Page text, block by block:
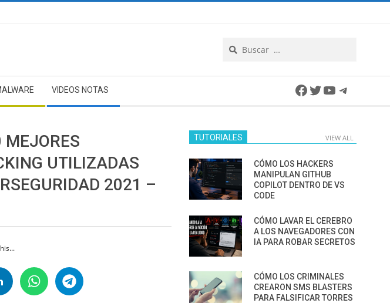
VIDEOS NOTAS Facebook
Twitter
YouTube
UTILIZADAS
2021 –
TUTORIALES VIEW ALL
CÓMO LOS HACKERS
MANIPULAN GITHUB
COPILOT DENTRO DE VS
CODE
CÓMO LAVAR EL CEREBRO
A LOS NAVEGADORES CON
IA PARA ROBAR SECRETOS
CÓMO LOS CRIMINALES
CREARON SMS BLASTERS
PARA FALSIFICAR TORRES